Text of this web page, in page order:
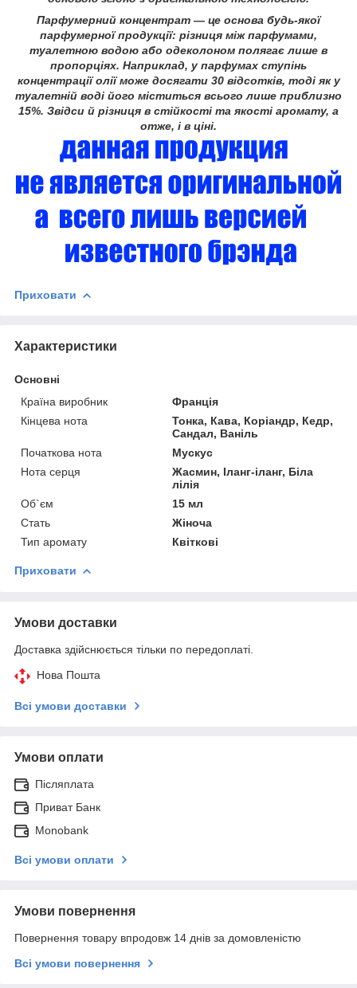
Парфумерний концентрат — це основа будь-якої
парфумерної продукції: різниця між парфумами,
туалетною водою або одеколоном полягає лише в
пропорціях. Наприклад, у парфумах ступінь
концентрації олії може досягати 30 відсотків, тоді як у
туалетній воді його міститься всього лише приблизно
15%. Звідси й різниця в стійкості та якості аромату, а
отже, і в ціні.
Приховати
Характеристики
Основні
Країна виробник
Франція
Кінцева нота
Тонка, Кава, Коріандр, Кедр,
Сандал, Ваніль
Початкова нота
Мускус
Нота серця
Жасмин, Іланг-іланг, Біла
лілія
Об`єм
15 мл
Стать
Жіноча
Тип аромату
Квіткові
Приховати
Умови доставки
Доставка здійснюється тільки по передоплаті.
Нова Пошта
Всі умови доставки
Умови оплати
Післяплата
Приват Банк
Monobank
Всі умови оплати
Умови повернення
Повернення товару впродовж 14 днів за домовленістю
Всі умови повернення